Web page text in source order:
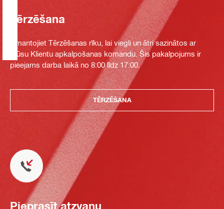
Tērzēšana
Izmantojiet Tērzēšanas rīku, lai viegli un ātri sazinātos ar
mūsu Klientu apkalpošanas komandu. Šis pakalpojums ir
pieejams darba laikā no 8:00 līdz 17:00.
TĒRZĒŠANA
Pieprasīt atzvanu